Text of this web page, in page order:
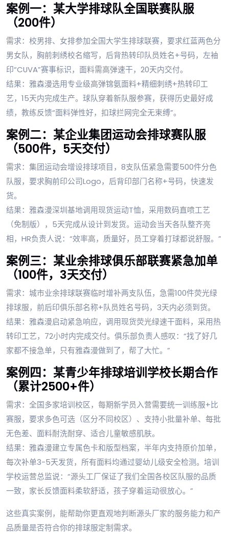
案例一：某大学排球队全国联赛队服
（200件）
需求：校男排、女排参加全国大学生排球联赛，要求红蓝两色分
男女队，胸前刺绣校名缩写，后背热转印队员姓名+号码，左袖
印“CUVA”赛事标识，面料需高弹速干，20天内交付。
结果：雅森漫选用专业级高弹锦氨面料+精细刺绣+热转印工
艺，15天内完成生产。球队穿着新队服参赛，获得历史最好成
绩，教练反馈“面料弹性好，扣球拦网完全无束缚”。
案例二：某企业集团运动会排球赛队服
（500件，5天交付）
需求：集团运动会增设排球项目，8支队伍紧急需要500件分色
队服，要求胸前印公司Logo，后背印部门名称+号码，快速发
货。
结果：雅森漫深圳基地调用现货运动T恤，采用数码直喷工艺
（免制版），5天完成从设计到发货。运动会当天各队整齐亮
相，HR负责人说：“效率高，质量好，员工穿着打球都说舒服。”
案例三：某业余排球俱乐部联赛紧急加单
（100件，3天交付）
需求：城市业余排球联赛临时增补两支队伍，急需100件荧光绿
排球服，前后印俱乐部名称+队员姓名号码，3天内必须到货。
结果：雅森漫启动紧急响应，调用现货荧光绿速干面料，采用热
转印工艺，72小时内完成交付。俱乐部负责人感叹：“找了好几
家都不接急单，只有雅森漫做到了，帮了大忙。”
案例四：某青少年排球培训学校长期合作
（累计2500+件）
需求：全国多家培训校区，每期新学员入营需要统一训练服+比
赛服，要求多色可选（区分不同校区）、支持小批量补单、每批
无色差、面料耐洗耐穿、适合儿童敏感肌肤。
结果：雅森漫建立专属色卡和版型档案，半年内支持原价加单，
每次补单3-5天发货，所有面料均通过婴幼儿级安全检测。培训
学校运营总监说：“源头工厂保证了我们全国各校区队服的品质
一致，家长反馈面料柔软舒适，孩子穿着运动很放心。”
这些真实案例，能帮助你更直观地判断源头厂家的服务能力和产
品质量是否符合你的排球服定制需求。